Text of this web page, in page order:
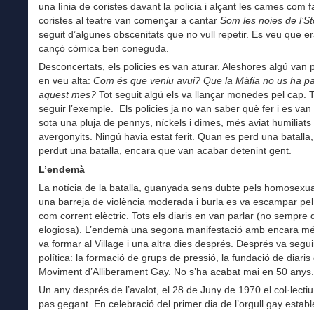
una línia de coristes davant la policia i alçant les cames com
coristes al teatre van començar a cantar Som les noies de
seguit d’algunes obscenitats que no vull repetir. Es veu que
cançó còmica ben coneguda.
Desconcertats, els policies es van aturar. Aleshores algú van
en veu alta: Com és que veniu avui? Que la Màfia no us ha
aquest mes? Tot seguit algú els va llançar monedes pel cap.
seguir l’exemple. Els policies ja no van saber què fer i es
sota una pluja de pennys, níckels i dimes, més aviat humiliats
avergonyits. Ningú havia estat ferit. Quan es perd una batalla,
perdut una batalla, encara que van acabar detenint gent.
L’endemà
La notícia de la batalla, guanyada sens dubte pels
una barreja de violència moderada i burla es va escampar
com corrent elèctric. Tots els diaris en van parlar (no sempre
elogiosa). L’endemà una segona manifestació amb encara
va formar al Village i una altra dies després. Després va
política: la formació de grups de pressió, la fundació de diaris
Moviment d’Alliberament Gay. No s’ha acabat mai en 50 anys.
Un any després de l’avalot, el 28 de Juny de 1970 el
pas gegant. En celebració del primer dia de l’orgull gay